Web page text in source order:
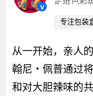
v
专注包装
从一开始，亲人
翰尼·佩普通过
和对大胆辣味的